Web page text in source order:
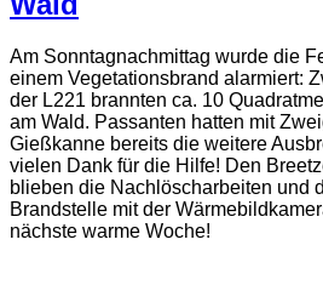
Am Sonntagnachmittag wurde die
einem Vegetationsbrand alarmiert:
der L221 brannten ca. 10
am Wald. Passanten hatten mit
Gießkanne bereits die weitere
vielen Dank für die Hilfe! Den
blieben die Nachlöscharbeiten und
Brandstelle mit der
nächste warme Woche!